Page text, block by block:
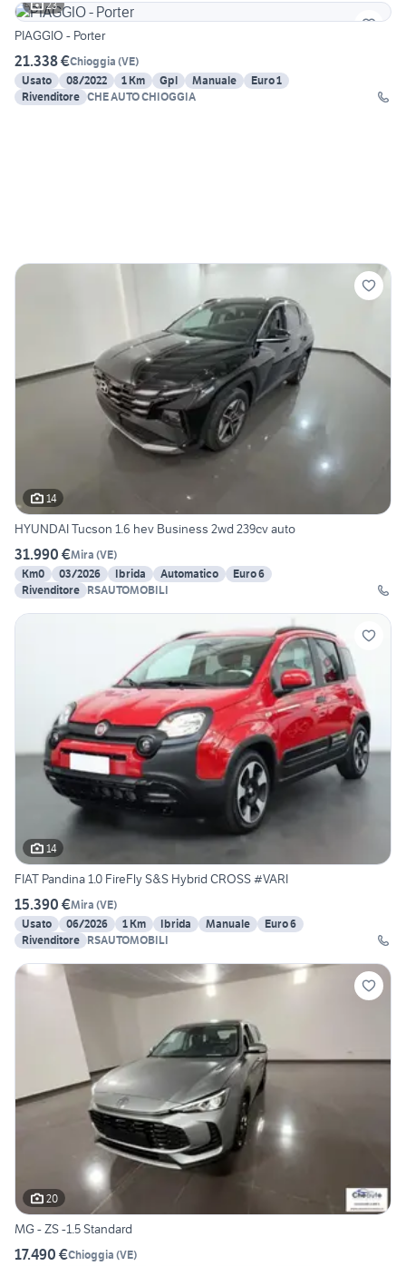
23
PIAGGIO - Porter
21.338 €Chioggia (VE)
Usato
08/2022 1 Km Gpl Manuale
Euro 1
Rivenditore CHE AUTO CHIOGGIA
14
HYUNDAI Tucson 1.6 hev Business 2wd 239cv auto
31.990 €Mira (VE)
Km0
03/2026 Ibrida Automatico
Euro 6
Rivenditore RSAUTOMOBILI
14
FIAT Pandina 1.0 FireFly S&S Hybrid CROSS #VARI
15.390 €Mira (VE)
Usato
06/2026 1 Km Ibrida Manuale
Euro 6
Rivenditore RSAUTOMOBILI
20
MG - ZS -1.5 Standard
17.490 €Chioggia (VE)